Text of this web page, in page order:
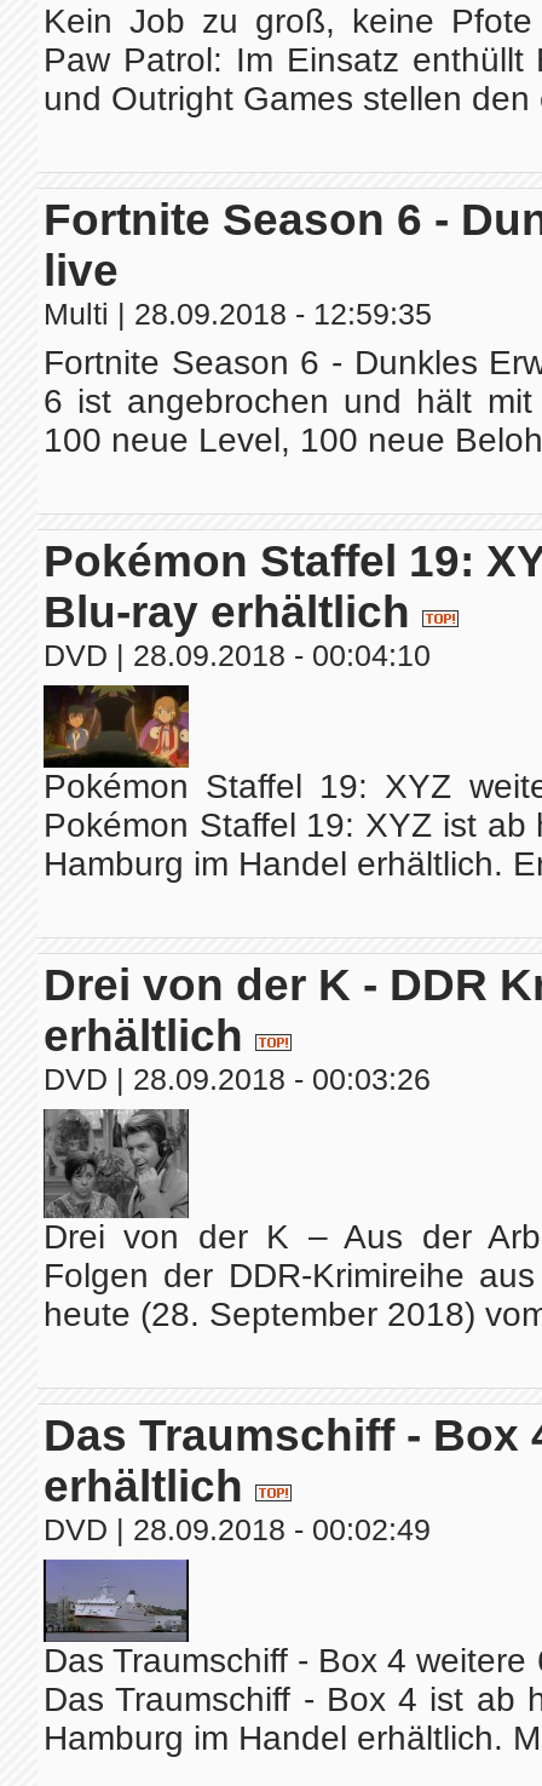
Kein Job zu groß, keine
Paw Patrol: Im Einsatz enthüllt
und Outright Games stellen
Fortnite Season 6 -
live
Multi | 28.09.2018 - 12:59:35
Fortnite Season 6 - Dunkles
6 ist angebrochen und hält
100 neue Level, 100 neue
Pokémon Staffel 19:
Blu-ray erhältlich
DVD | 28.09.2018 - 00:04:10
Pokémon Staffel 19: XYZ
Pokémon Staffel 19: XYZ ist
Hamburg im Handel erhältlich.
Drei von der K - DDR
erhältlich
DVD | 28.09.2018 - 00:03:26
Drei von der K – Aus der
Folgen der DDR-Krimireihe
heute (28. September 2018)
Das Traumschiff - Box
erhältlich
DVD | 28.09.2018 - 00:02:49
Das Traumschiff - Box 4
Das Traumschiff - Box 4 ist ab
Hamburg im Handel erhältlich.